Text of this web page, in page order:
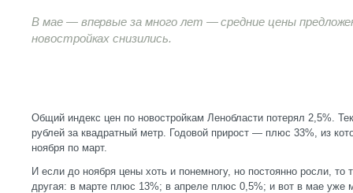
В мае — впервые за много лет — средние цены
новостройках снизились.
Общий индекс цен по новостройкам Ленобласти потерял 2,5%.
рублей за квадратный метр. Годовой прирост — плюс 33%, из
ноября по март.
И если до ноября цены хоть и понемногу, но постоянно росли, то
другая: в марте плюс 13%; в апреле плюс 0,5%; и вот в мае уже